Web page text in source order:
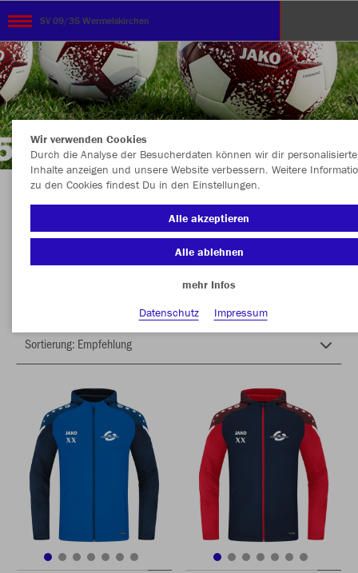
SV 09/35 Wermelskirchen
TEAMSHOP - SV 09/35 WERMELSKIRCHEN
Farbe
Wir verwenden Cookies
Durch die Analyse der Besucherdaten können wir dir personalisierte
Inhalte anzeigen und unsere Website verbessern. Weitere
zu den Cookies findest Du in den Einstellungen.
Alle akzeptieren
Alle ablehnen
mehr Infos
Datenschutz
Impressum